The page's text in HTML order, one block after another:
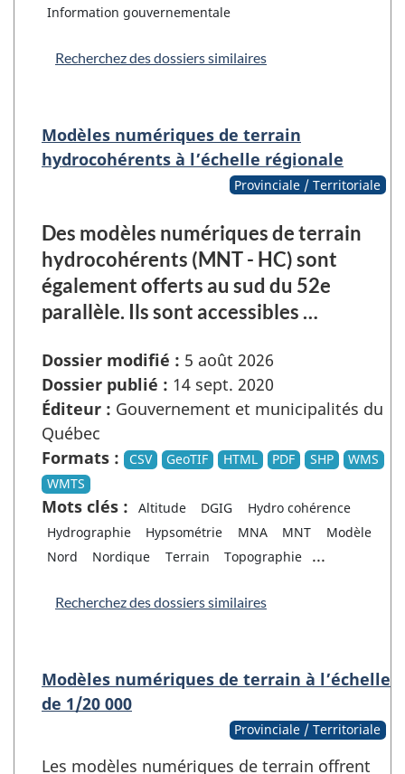
Information gouvernementale
Recherchez des dossiers similaires
Modèles numériques de terrain
hydrocohérents à l’échelle régionale
Provinciale / Territoriale
Des modèles numériques de terrain
hydrocohérents (MNT - HC) sont
également offerts au sud du 52e
parallèle. Ils sont accessibles …
Dossier modifié : 5 août 2026
Dossier publié : 14 sept. 2020
Éditeur : Gouvernement et municipalités du
Québec
Formats :
CSV GeoTIF HTML PDF SHP
WMS
WMTS
Mots clés : Altitude DGIG
Hydro cohérence
Hydrographie
Hypsométrie MNA MNT
Modèle
Nord
Nordique Terrain Topographie ...
Recherchez des dossiers similaires
Modèles numériques de terrain à l’échelle
de 1/20 000
Provinciale / Territoriale
Les modèles numériques de terrain offrent